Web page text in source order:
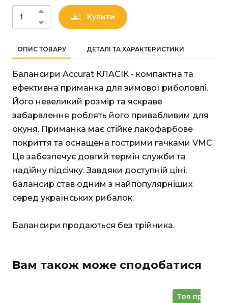
Купити
ОПИС ТОВАРУ ДЕТАЛІ ТА ХАРАКТЕРИСТИКИ
Балансири Accurat КЛАСІК - компактна та
ефективна приманка для зимової риболовлі.
Його невеликий розмір та яскраве
забарвлення роблять його привабливим для
окуня. Приманка має стійке лакофарбове
покриття та оснащена гострими гачками VMC.
Це забезпечує довгий термін служби та
надійну підсічку. Завдяки доступній ціні,
балансир став одним з найпопулярніших
серед українських рибалок.
Балансири продаються без трійника.
Вам також може сподобатися
Топ